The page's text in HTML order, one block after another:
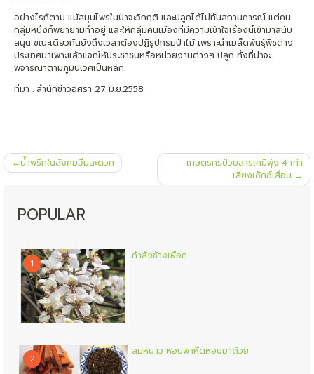
อย่างไรก็ตาม แม้สมุนไพรในป่าจะวิกฤติ และปลูกได้ไม่ทันสถานการณ์ แต่คน
กลุ่มหนึ่งก็พยายามทำอยู่ และให้กลุ่มคนเมืองที่มีความเข้าใจเรื่องนี้เข้ามาสนับ
สนุน ขณะเดียวกันยังถึงเวลาต้องปฏิรูปกรมป่าไม้ เพราะนำเมล็ดพันธุ์พืชต่าง
ประเทศมาเพาะแล้วแจกให้ประชาชนหรือหน่วยงานต่างๆ ปลูก ทั้งที่น่าจะ
พิจารณาตามภูมินิเวศเป็นหลัก.
ที่มา : สำนักข่าวอิศรา 27 มิ.ย.2558
แนะแนว
เรื่อง
น้ำพริกในสังคมอิ่มสะดวก
เกษตรกรป่วยสารเคมีพุ่ง 4 เท่า
เสี่ยงเซ็กซ์เสื่อม
POPULAR
1
กำลังช้างเผือก
2
ลมหนาว หอบพาหืดหอบมาด้วย